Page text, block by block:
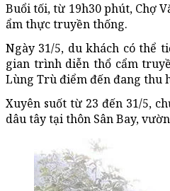
Buổi tối, từ 19h30 phút, Chợ
ẩm thực truyền thống.
Ngày 31/5, du khách có thể
gian trình diễn thổ cẩm
Lùng Trù điểm đến đang thu
Xuyên suốt từ 23 đến 31/5,
dâu tây tại thôn Sân Bay,